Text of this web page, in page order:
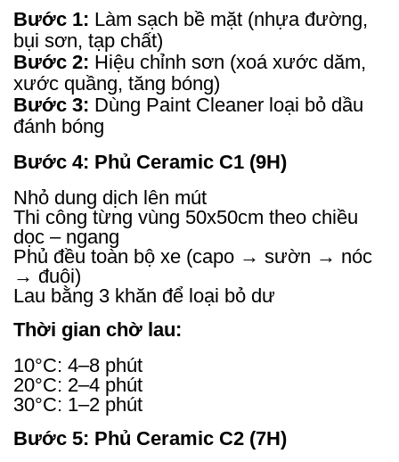
Bước 1: Làm sạch bề mặt (nhựa đường,
bụi sơn, tạp chất)
Bước 2: Hiệu chỉnh sơn (xoá xước dăm,
xước quầng, tăng bóng)
Bước 3: Dùng Paint Cleaner loại bỏ dầu
đánh bóng
Bước 4: Phủ Ceramic C1 (9H)
Nhỏ dung dịch lên mút
Thi công từng vùng 50x50cm theo chiều
dọc – ngang
Phủ đều toàn bộ xe (capo → sườn → nóc
→ đuôi)
Lau bằng 3 khăn để loại bỏ dư
Thời gian chờ lau:
10°C: 4–8 phút
20°C: 2–4 phút
30°C: 1–2 phút
Bước 5: Phủ Ceramic C2 (7H)